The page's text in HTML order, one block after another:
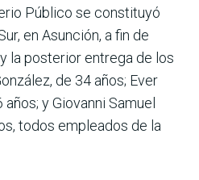
Público se constituyó
en Asunción, a fin de
la posterior entrega de los
de 34 años; Ever
y Giovanni Samuel
todos empleados de la